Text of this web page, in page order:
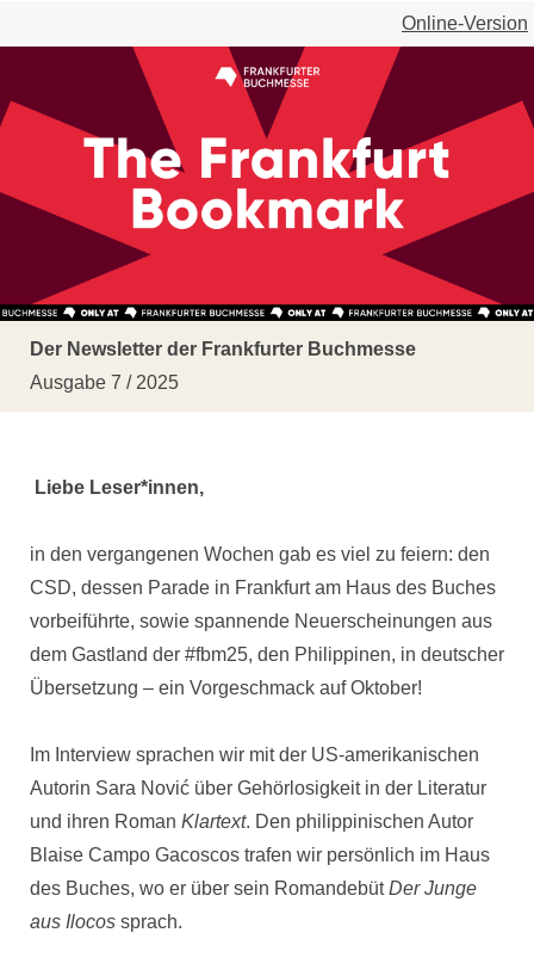
Online-Version
Der Newsletter der Frankfurter Buchmesse
Ausgabe 7 / 2025
Liebe Leser*innen,
in den vergangenen Wochen gab es viel zu feiern: den
CSD, dessen Parade in Frankfurt am Haus des Buches
vorbeiführte, sowie spannende Neuerscheinungen aus
dem Gastland der #fbm25, den Philippinen, in deutscher
Übersetzung – ein Vorgeschmack auf Oktober!
Im Interview sprachen wir mit der US-amerikanischen
Autorin Sara Nović über Gehörlosigkeit in der Literatur
und ihren Roman Klartext. Den philippinischen Autor
Blaise Campo Gacoscos trafen wir persönlich im Haus
des Buches, wo er über sein RomandebütDer Junge
aus Ilocos sprach.